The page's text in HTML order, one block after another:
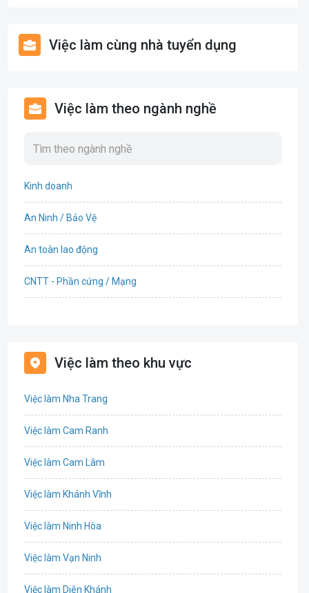
Việc làm cùng nhà tuyển dụng
Việc làm theo ngành nghề
Kinh doanh
An Ninh / Bảo Vệ
An toàn lao động
CNTT - Phần cứng / Mạng
Bất động sản
Việc làm theo khu vực
Việc làm Nha Trang
Việc làm Cam Ranh
Việc làm Cam Lâm
Việc làm Khánh Vĩnh
Việc làm Ninh Hòa
Việc làm Vạn Ninh
Việc làm Diên Khánh